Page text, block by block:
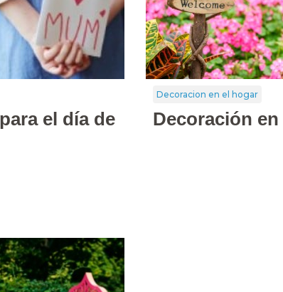
el día de
Decoracion en el hogar
Decoración